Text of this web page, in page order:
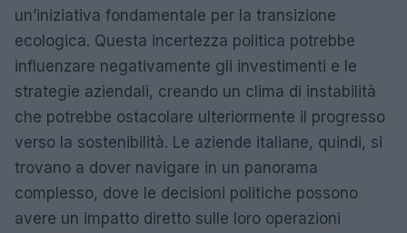
un’iniziativa fondamentale per la transizione
ecologica. Questa incertezza politica potrebbe
influenzare negativamente gli investimenti e le
strategie aziendali, creando un clima di instabilità
che potrebbe ostacolare ulteriormente il progresso
verso la sostenibilità. Le aziende italiane, quindi, si
trovano a dover navigare in un panorama
complesso, dove le decisioni politiche possono
avere un impatto diretto sulle loro operazioni